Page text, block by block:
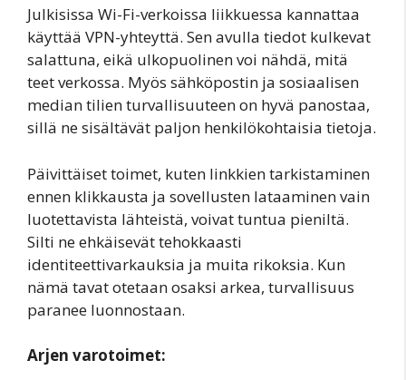
Julkisissa Wi-Fi-verkoissa liikkuessa kannattaa
käyttää VPN-yhteyttä. Sen avulla tiedot kulkevat
salattuna, eikä ulkopuolinen voi nähdä, mitä
teet verkossa. Myös sähköpostin ja sosiaalisen
median tilien turvallisuuteen on hyvä panostaa,
sillä ne sisältävät paljon henkilökohtaisia tietoja.
Päivittäiset toimet, kuten linkkien tarkistaminen
ennen klikkausta ja sovellusten lataaminen vain
luotettavista lähteistä, voivat tuntua pieniltä.
Silti ne ehkäisevät tehokkaasti
identiteettivarkauksia ja muita rikoksia. Kun
nämä tavat otetaan osaksi arkea, turvallisuus
paranee luonnostaan.
Arjen varotoimet: